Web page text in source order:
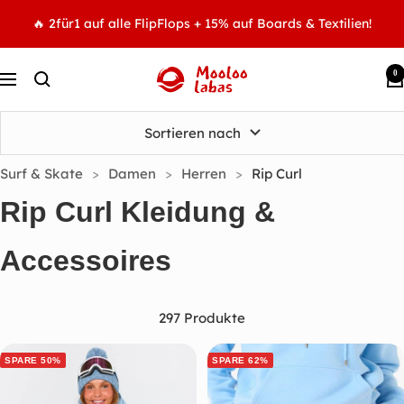
🔥 2für1 auf alle FlipFlops + 15% auf Boards & Textilien!
Navigation MOOLOOLABAS 0
Sortieren nach
Surf & Skate > Damen > Herren > Rip Curl
Rip Curl Kleidung &
Accessoires
297 Produkte
SPARE 50% SPARE 62%